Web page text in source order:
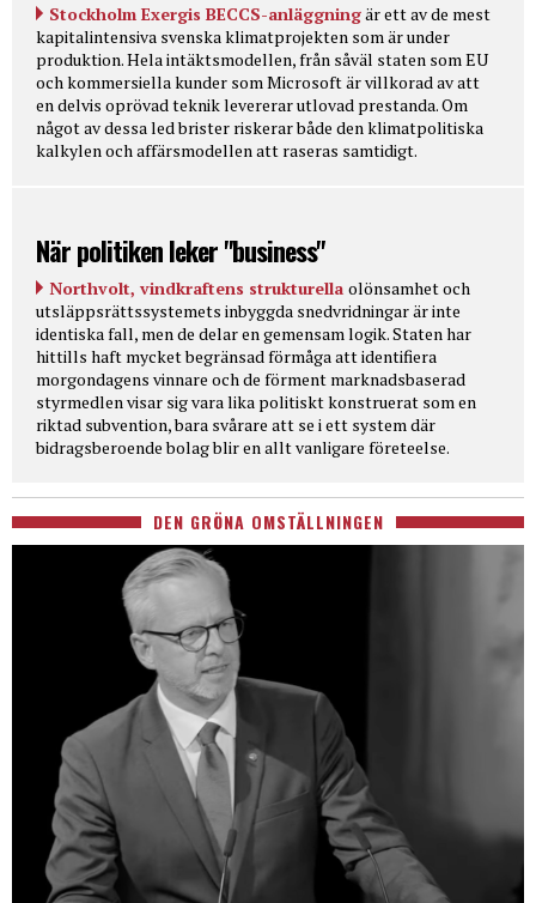
Stockholm Exergis BECCS-anläggningär ett av de mest
kapitalintensiva svenska klimatprojekten som är under
produktion. Hela intäktsmodellen, från såväl staten som EU
och kommersiella kunder som Microsoft är villkorad av att
en delvis oprövad teknik levererar utlovad prestanda. Om
något av dessa led brister riskerar både den klimatpolitiska
kalkylen och affärsmodellen att raseras samtidigt.
När politiken leker "business"
Northvolt, vindkraftens strukturella olönsamhet och
utsläppsrättssystemets inbyggda snedvridningar är inte
identiska fall, men de delar en gemensam logik. Staten har
hittills haft mycket begränsad förmåga att identifiera
morgondagens vinnare och de förment marknadsbaserad
styrmedlen visar sig vara lika politiskt konstruerat som en
riktad subvention, bara svårare att se i ett system där
bidragsberoende bolag blir en allt vanligare företeelse.
DEN GRÖNA OMSTÄLLNINGEN